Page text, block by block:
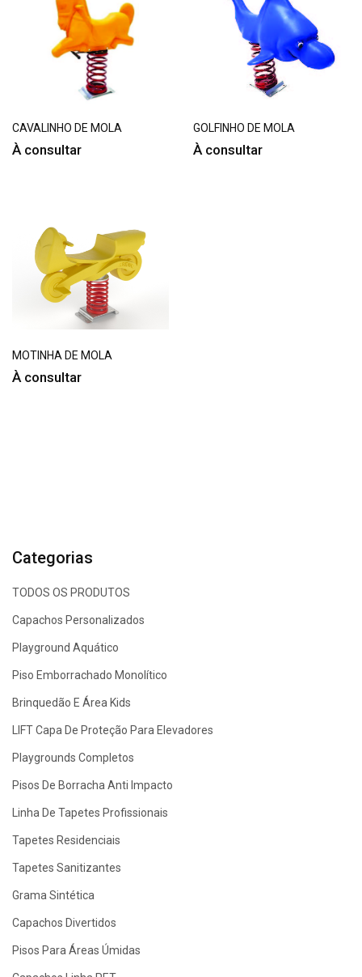
Categorias
TODOS OS PRODUTOS
Capachos Personalizados
Playground Aquático
Piso Emborrachado Monolítico
Brinquedão E Área Kids
LIFT Capa De Proteção Para Elevadores
Playgrounds Completos
Pisos De Borracha Anti Impacto
Linha De Tapetes Profissionais
Tapetes Residenciais
Tapetes Sanitizantes
Grama Sintética
Capachos Divertidos
Pisos Para Áreas Úmidas
CAVALINHO DE MOLA
À consultar
GOLFINHO DE MOLA
À consultar
MOTINHA DE MOLA
À consultar